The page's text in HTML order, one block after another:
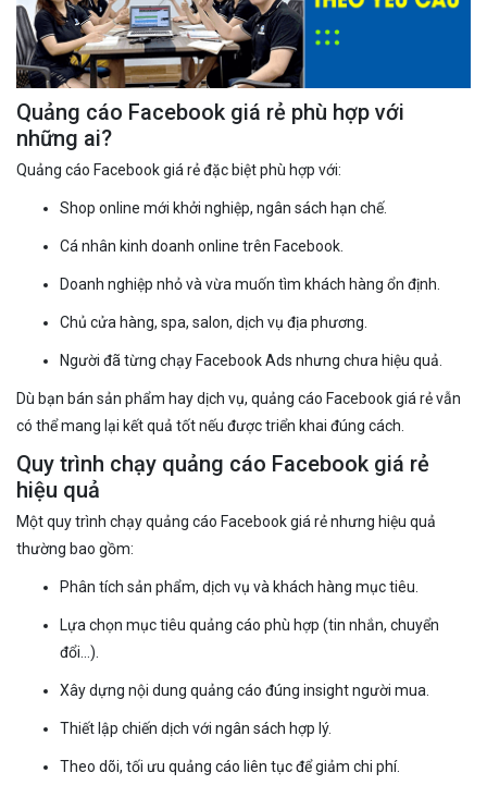
Quảng cáo Facebook giá rẻ phù hợp với
những ai?
Quảng cáo Facebook giá rẻ đặc biệt phù hợp với:
Shop online mới khởi nghiệp, ngân sách hạn chế.
Cá nhân kinh doanh online trên Facebook.
Doanh nghiệp nhỏ và vừa muốn tìm khách hàng ổn định.
Chủ cửa hàng, spa, salon, dịch vụ địa phương.
Người đã từng chạy Facebook Ads nhưng chưa hiệu quả.
Dù bạn bán sản phẩm hay dịch vụ, quảng cáo Facebook giá rẻ vẫn
có thể mang lại kết quả tốt nếu được triển khai đúng cách.
Quy trình chạy quảng cáo Facebook giá rẻ
hiệu quả
Một quy trình chạy quảng cáo Facebook giá rẻ nhưng hiệu quả
thường bao gồm:
Phân tích sản phẩm, dịch vụ và khách hàng mục tiêu.
Lựa chọn mục tiêu quảng cáo phù hợp (tin nhắn, chuyển
đổi…).
Xây dựng nội dung quảng cáo đúng insight người mua.
Thiết lập chiến dịch với ngân sách hợp lý.
Theo dõi, tối ưu quảng cáo liên tục để giảm chi phí.